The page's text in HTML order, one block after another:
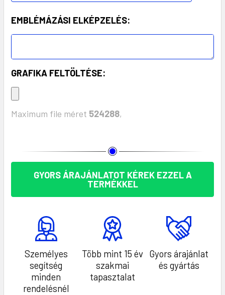
EMBLÉMÁZÁSI ELKÉPZELÉS:
GRAFIKA FELTÖLTÉSE:
Maximum file méret 524288,
GYORS ÁRAJÁNLATOT KÉREK EZZEL A
TERMÉKKEL
Személyes
segítség
minden
rendelésnél
Több mint 15 év
szakmai
tapasztalat
Gyors árajánlat
és gyártás